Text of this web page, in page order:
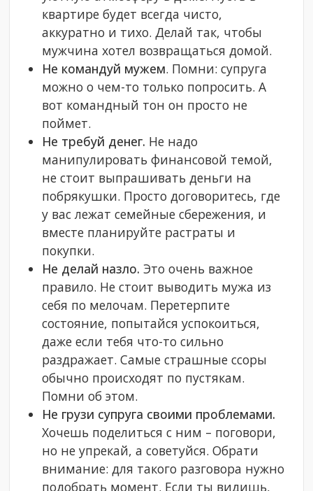
квартире будет всегда чисто,
аккуратно и тихо. Делай так, чтобы
мужчина хотел возвращаться домой.
Не командуй мужем. Помни: супруга
можно о чем-то только попросить. А
вот командный тон он просто не
поймет.
Не требуй денег. Не надо
манипулировать финансовой темой,
не стоит выпрашивать деньги на
побрякушки. Просто договоритесь, где
у вас лежат семейные сбережения, и
вместе планируйте растраты и
покупки.
Не делай назло. Это очень важное
правило. Не стоит выводить мужа из
себя по мелочам. Перетерпите
состояние, попытайся успокоиться,
даже если тебя что-то сильно
раздражает. Самые страшные ссоры
обычно происходят по пустякам.
Помни об этом.
Не грузи супруга своими проблемами.
Хочешь поделиться с ним – поговори,
но не упрекай, а советуйся. Обрати
внимание: для такого разговора нужно
подобрать момент. Если ты видишь,